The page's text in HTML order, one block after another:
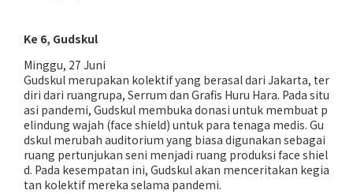
Ke 6, Gudskul
Minggu, 27 Juni
Gudskul merupakan kolektif yang berasal dari Jakarta, ter
diri dari ruangrupa, Serrum dan Grafis Huru Hara. Pada situ
asi pandemi, Gudskul membuka donasi untuk membuat p
elindung wajah (face shield) untuk para tenaga medis. Gu
dskul merubah auditorium yang biasa digunakan sebagai
ruang pertunjukan seni menjadi ruang produksi face shiel
d. Pada kesempatan ini, Gudskul akan menceritakan kegia
tan kolektif mereka selama pandemi.